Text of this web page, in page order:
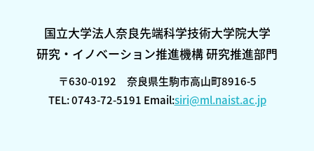
国立大学法人奈良先端科学技術大学院大学
研究・イノベーション推進機構 研究推進部門
〒630-0192 奈良県生駒市高山町8916-5
TEL: 0743-72-5191 Email:siri@ml.naist.ac.jp